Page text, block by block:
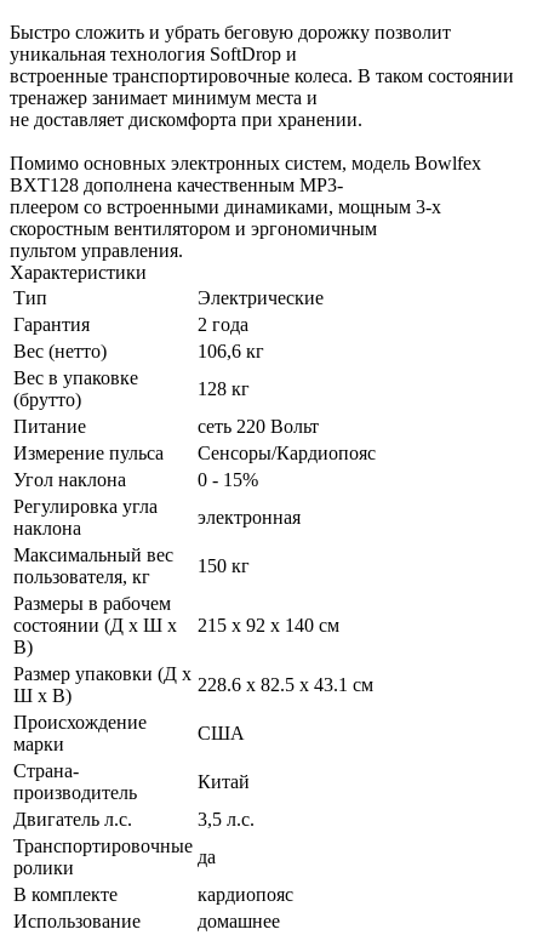
Быстро сложить и убрать беговую дорожку позволит
уникальная технология SoftDrop и
встроенные транспортировочные колеса. В таком состоянии
тренажер занимает минимум места и
не доставляет дискомфорта при хранении.
Помимо основных электронных систем, модель Bowlfex
BXT128 дополнена качественным MP3-
плеером со встроенными динамиками, мощным 3-х
скоростным вентилятором и эргономичным
пультом управления.
Характеристики
Тип
Электрические
Гарантия
2 года
Вес (нетто)
106,6 кг
Вес в упаковке
(брутто)
128 кг
Питание
сеть 220 Вольт
Измерение пульса
Сенсоры/Кардиопояс
Угол наклона
0 - 15%
Регулировка угла
наклона
электронная
Максимальный вес
пользователя, кг
150 кг
Размеры в рабочем
состоянии (Д х Ш х
В)
215 x 92 x 140 см
Размер упаковки (Д х
Ш х В)
228.6 х 82.5 х 43.1 см
Происхождение
марки
США
Страна-
производитель
Китай
Двигатель л.с.
3,5 л.с.
Транспортировочные
ролики
да
В комплекте
кардиопояс
Использование
домашнее